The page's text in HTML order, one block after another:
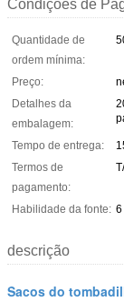
Condições de
Quantidade de
ordem mínima:
Preço:
Detalhes da
embalagem:
Tempo de entrega:
Termos de
pagamento:
Habilidade da fonte: 6
descrição
Sacos do